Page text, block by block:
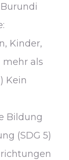
Kinder,
als
Kein
Bildung
(SDG 5)